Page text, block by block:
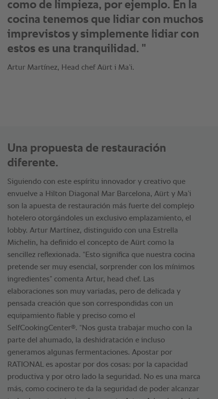
como de limpieza, por ejemplo. En la
cocina tenemos que lidiar con muchos
imprevistos y simplemente lidiar con
estos es una tranquilidad. "
Artur Martínez, Head chef Aürt i Ma’i.
Una propuesta de restauración
diferente.
Siguiendo con este espíritu innovador y creativo que
envuelve a Hilton Diagonal Mar Barcelona, Aürt y Ma’i
son la apuesta de restauración más fuerte del complejo
hotelero otorgándoles un exclusivo emplazamiento, el
lobby. Artur Martínez, distinguido con una Estrella
Michelin, ha definido el concepto de Aürt como la
sencillez reflexionada. “Esto significa que nuestra cocina
pretende ser muy esencial, sorprender con los mínimos
ingredientes” comenta Artur, head chef. Las
elaboraciones son muy variadas, pero de delicada y
pensada creación que son correspondidas con un
equipamiento fiable y preciso como el
SelfCookingCenter®. “Nos gusta trabajar mucho con la
parte del ahumado, la deshidratación e incluso
generamos algunas fermentaciones. Apostar por
RATIONAL es apostar por dos cosas: por la capacidad
productiva y por otro lado la seguridad. No es una marca
más, como cocinero te da la seguridad de poder alcanzar